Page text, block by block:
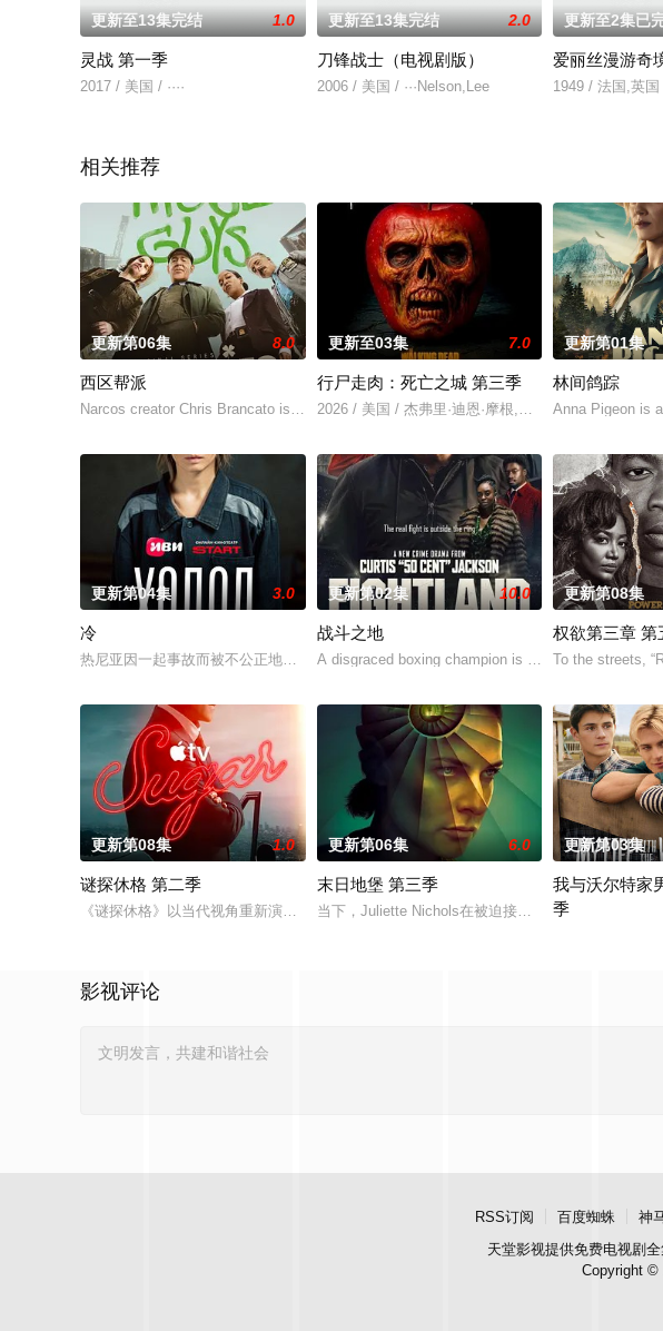
更新至13集完结 1.0
灵战 第一季
2017 / 美国 / ····
更新至13集完结 2.0
刀锋战士（电视剧版）
2006 / 美国 / ···Nelson,Lee
更新至2集已
爱丽丝漫游奇
1949 / 法国,英国
相关推荐
更新第06集 8.0
西区帮派
Narcos creator Chris Brancato is developing a Peaky Blinders-style ser
更新至03集 7.0
行尸走肉：死亡之城 第三季
2026 / 美国 / 杰弗里·迪恩·摩根,劳伦·科汉
更新第01集
林间鸽踪
Anna Pigeon is
更新第04集 3.0
冷
热尼亚因一起事故而被不公正地监禁，她的丈夫和6岁的女儿在事故中死亡。这起事故的真
更新第02集 10.0
战斗之地
A disgraced boxing champion is released from prison
更新第08集
权欲第三章 第
To the streets,
更新第08集 1.0
谜探休格 第二季
《谜探休格》以当代视角重新演绎了文学、电影和电视史上最受欢迎且意义重大的题材之
更新第06集 6.0
末日地堡 第三季
当下，Juliette Nichols在被迫接受“净化”后幸存下来
更新第03集
我与沃尔特家
季
影视评论
RSS订阅 百度蜘蛛 神
天堂影视提供免费电视剧
Copyright ©